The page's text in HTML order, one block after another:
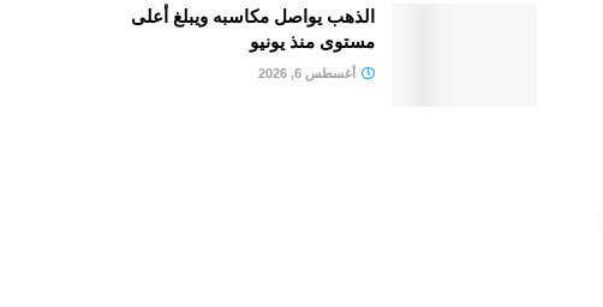
الذهب يواصل مكاسبه ويبلغ أعلى
مستوى منذ يونيو
أغسطس 6, 2026